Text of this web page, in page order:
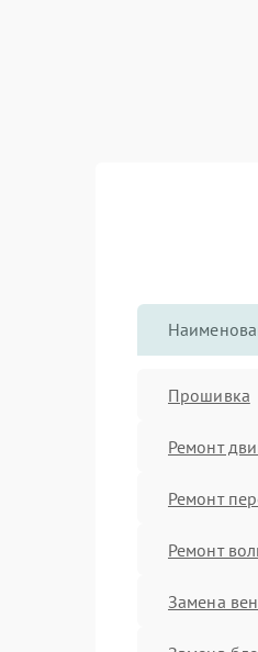
Прошивка
Ремонт
Ремонт
Ремонт
Замена